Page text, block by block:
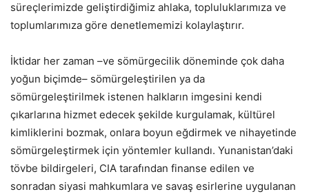
süreçlerimizde geliştirdiğimiz ahlaka, topluluklarımıza ve
toplumlarımıza göre denetlememizi kolaylaştırır.
İktidar her zaman –ve sömürgecilik döneminde çok daha
yoğun biçimde– sömürgeleştirilen ya da
sömürgeleştirilmek istenen halkların imgesini kendi
çıkarlarına hizmet edecek şekilde kurgulamak, kültürel
kimliklerini bozmak, onlara boyun eğdirmek ve nihayetinde
sömürgeleştirmek için yöntemler kullandı. Yunanistan’daki
tövbe bildirgeleri, CIA tarafından finanse edilen ve
sonradan siyasi mahkumlara ve savaş esirlerine uygulanan